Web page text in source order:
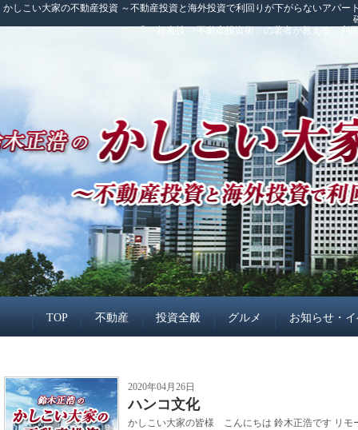
かしこい大家の不動産投資 ～不動産投資と海外投資で利回りが下がらないアパ
「<<超裏技>>不動産投資術」の著者が教える、
TOP 不動産 投資全般 グルメ お知らせ・
2020年04月26日
ハンコ文化
かしこい大家の皆様 こんにちは 鈴木正浩です リモ